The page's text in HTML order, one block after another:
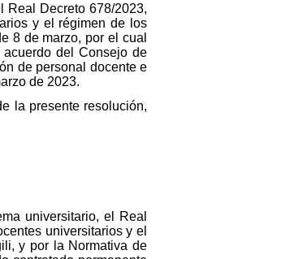
Real Decreto 678/2023,
y el régimen de los
8 de marzo, por el cual
del Consejo de
de personal docente e
de 2023.
la presente resolución,
universitario, el Real
universitarios y el
y por la Normativa de